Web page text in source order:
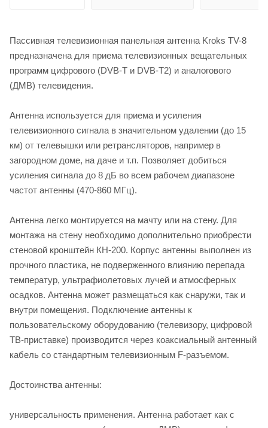
Пассивная телевизионная панельная антенна Kroks TV-8
предназначена для приема телевизионных вещательных
программ цифрового (DVB-T и DVB-T2) и аналогового
(ДМВ) телевидения.
Антенна используется для приема и усиления
телевизионного сигнала в значительном удалении (до 15
км) от телевышки или ретрансляторов, например в
загородном доме, на даче и т.п. Позволяет добиться
усиления сигнала до 8 дБ во всем рабочем диапазоне
частот антенны (470-860 МГц).
Антенна легко монтируется на мачту или на стену. Для
монтажа на стену необходимо дополнительно приобрести
стеновой кронштейн КН-200. Корпус антенны выполнен из
прочного пластика, не подверженного влиянию перепада
температур, ультрафиолетовых лучей и атмосферных
осадков. Антенна может размещаться как снаружи, так и
внутри помещения. Подключение антенны к
пользовательскому оборудованию (телевизору, цифровой
ТВ-приставке) производится через коаксиальный антенный
кабель со стандартным телевизионным F-разъемом.
Достоинства антенны:
универсальность применения. Антенна работает как с